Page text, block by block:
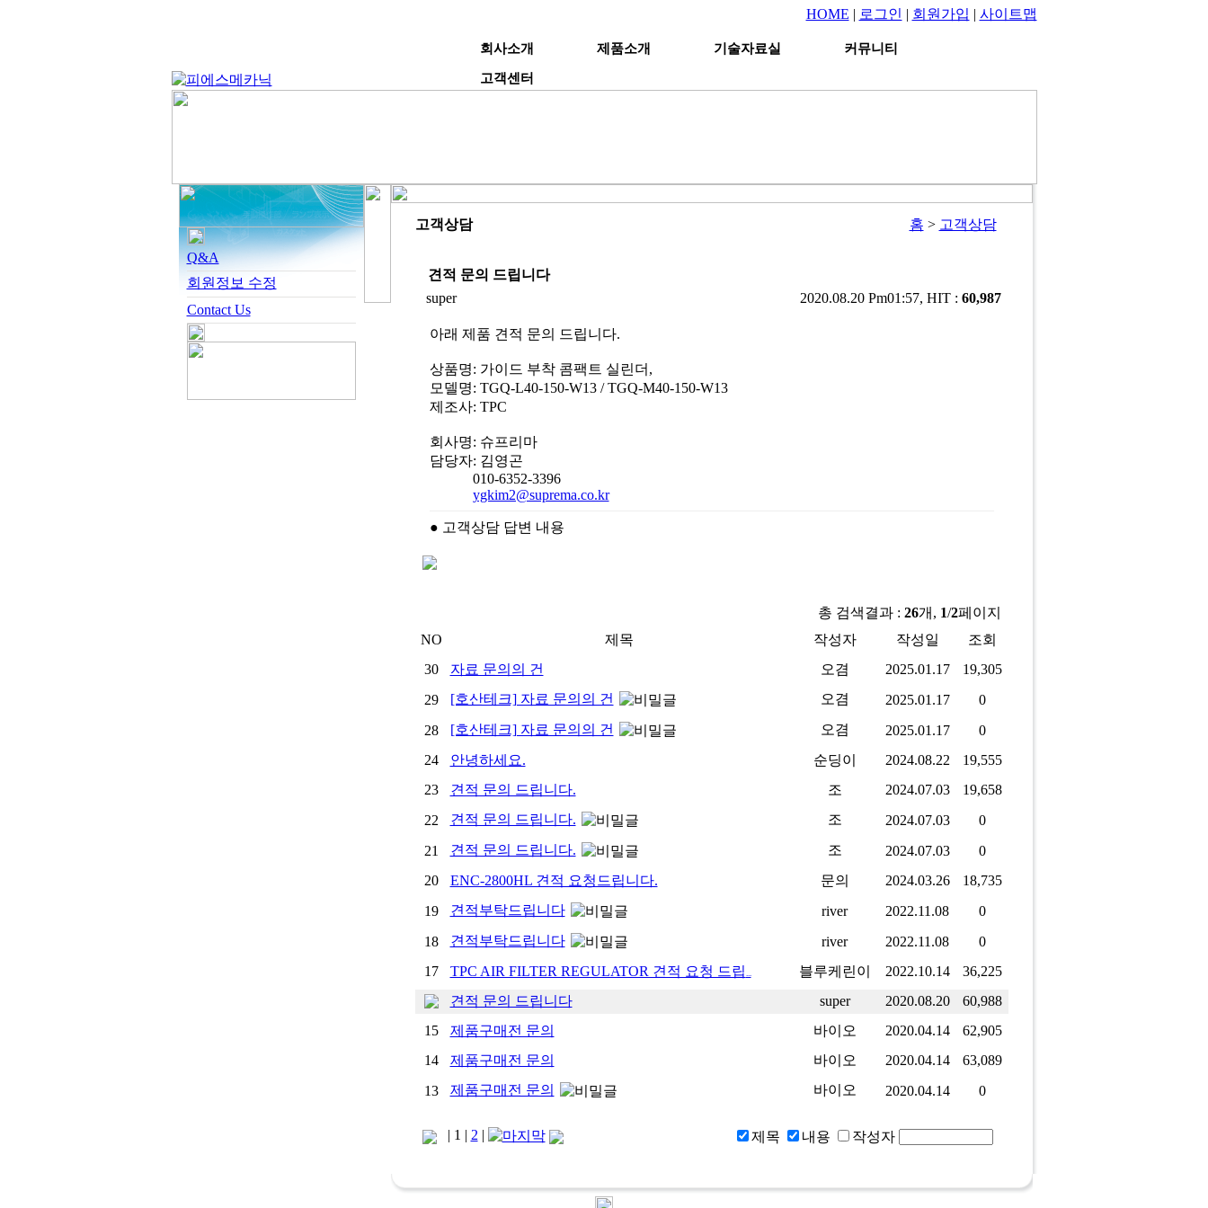
HOME | 로그인 | 회원가입 | 사이트맵
회사소개 제품소개 기술자료실
커뮤니티
고객센터
Q&A
회원정보 수정
Contact Us
고객상담 홈 > 고객상담
견적 문의 드립니다
super
2020.08.20 Pm01:57, HIT : 60,987
아래 제품 견적 문의 드립니다.
상품명: 가이드 부착 콤팩트 실린더,
모델명: TGQ-L40-150-W13 / TGQ-M40-150-W13
제조사: TPC
회사명: 슈프리마
담당자: 김영곤
010-6352-3396
ygkim2@suprema.co.kr
● 고객상담 답변 내용
총 검색결과 : 26개, 1/2페이지
NO
제목 작성자 작성일
조회
30
자료 문의의 건 오겸 2025.01.17
19,305
29
[호산테크] 자료 문의의 건 오겸 2025.01.17
0
28
[호산테크] 자료 문의의 건 오겸 2025.01.17
0
24
안녕하세요. 순딩이 2024.08.22
19,555
23
견적 문의 드립니다. 조 2024.07.03
19,658
22
견적 문의 드립니다. 조 2024.07.03
0
21
견적 문의 드립니다. 조 2024.07.03
0
20
ENC-2800HL 견적 요청드립니다. 문의 2024.03.26
18,735
19
견적부탁드립니다 river 2022.11.08
0
18
견적부탁드립니다 river 2022.11.08
0
17
TPC AIR FILTER REGULATOR 견적 요청 드립 ... 블루케린이 2022.10.14
36,225
견적 문의 드립니다
super 2020.08.20
60,988
15
제품구매전 문의 바이오 2020.04.14
62,905
14
제품구매전 문의 바이오 2020.04.14
63,089
13
제품구매전 문의 바이오 2020.04.14 0
| 1 | 2 | 제목 내용 작성자